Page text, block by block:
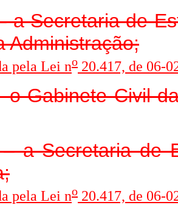
a Secretaria de
Administração;
pela Lei no 20.417, de 06-
o Gabinete Civil
a Secretaria de
pela Lei no 20.417, de 06-